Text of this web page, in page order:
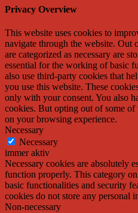
Privacy Overview
This website uses cookies to
navigate through the website. Out
are categorized as necessary are
essential for the working of basic
also use third-party cookies that
you use this website. These
only with your consent. You also
cookies. But opting out of some of
on your browsing experience.
Necessary
Necessary
immer aktiv
Necessary cookies are absolutely
function properly. This category
basic functionalities and security
cookies do not store any personal
Non-necessary